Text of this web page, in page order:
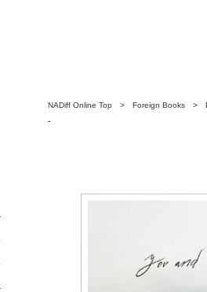
NADiff Online Top > Foreign Books >
-